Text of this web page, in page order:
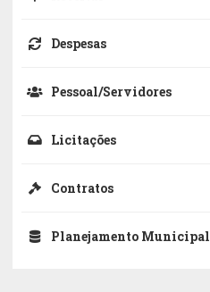
Despesas
Pessoal/Servidores
Licitações
Contratos
Planejamento Municipal